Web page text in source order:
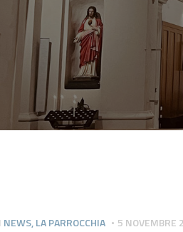
NEWS,LA PARROCCHIA 5 NOVEMBRE